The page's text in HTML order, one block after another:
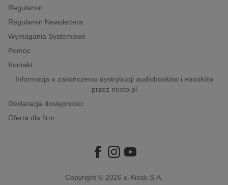
inne
popularno-naukowe
historia
Regulamin
Regulamin Newslettera
Wymagania Systemowe
Pomoc
Kontakt
Informacja o zakończeniu dystrybucji audiobooków i ebooków
przez nexto.pl
Deklaracja dostępności
Oferta dla firm
Copyright © 2026 e-Kiosk S.A.